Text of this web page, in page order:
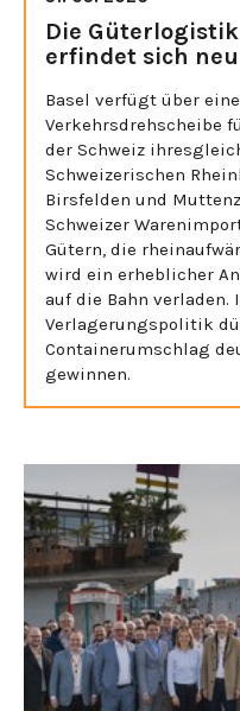
Die
erfindet sich neu
Basel verfügt über
Verkehrsdrehscheibe
der Schweiz
Schweizerischen
Birsfelden und
Schweizer
Gütern, die
wird ein erheblicher
auf die Bahn verladen.
Verlagerungspolitik
Containerumschlag
gewinnen.